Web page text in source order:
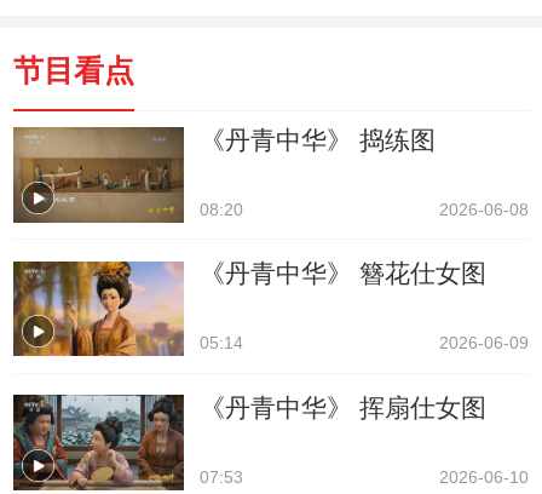
节目看点
《丹青中华》 捣练图
08:20 2026-06-08
《丹青中华》 簪花仕女图
05:14 2026-06-09
《丹青中华》 挥扇仕女图
07:53 2026-06-10